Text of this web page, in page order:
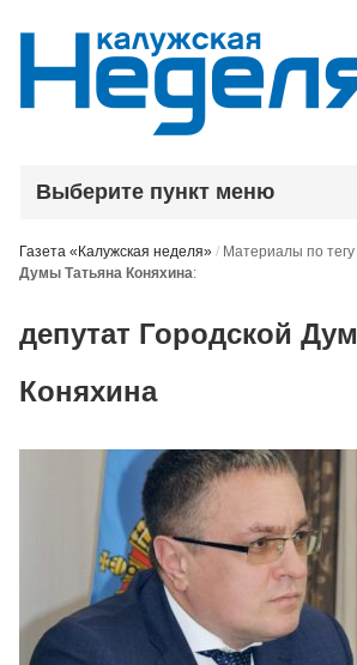
Выберите пункт меню
Газета «Калужская неделя» / Материалы по
Думы Татьяна Коняхина:
депутат Городской
Коняхина